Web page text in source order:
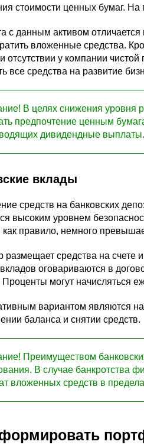
стоимости ценных бумаг. На
с данным активом
вложенные средства.
отсутствии у компании
все средства на развитие
В целях снижения уровня
предпочтение ценным
дивидендные выплаты.
вклады
средств на банковских
высоким уровнем
как правило, немного
размещает средства на счете
оговариваются в
Проценты могут начисляться
вариантом являются
баланса и снятии средств.
Преимуществом
В случае банкротства
вложенных средств в